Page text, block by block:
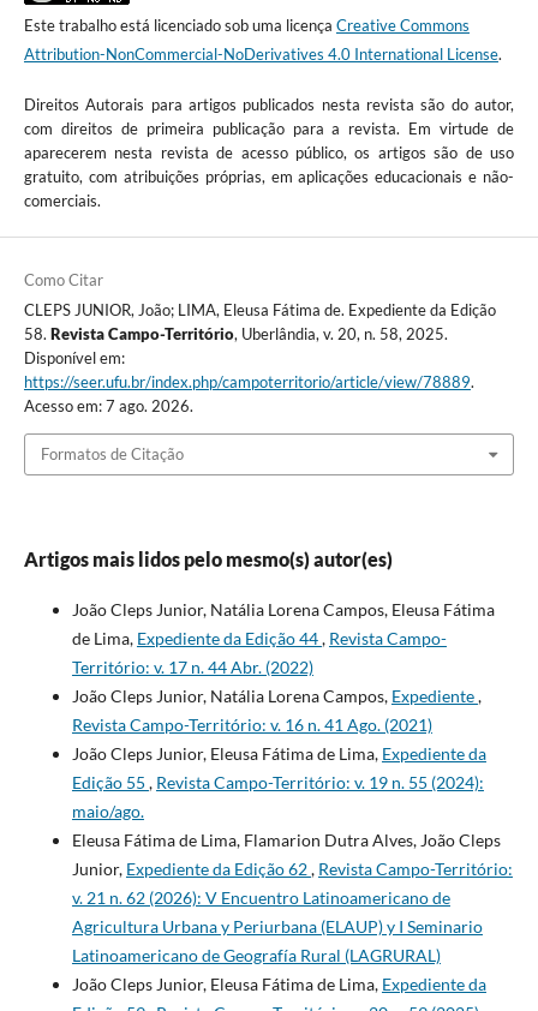
Este trabalho está licenciado sob uma licença Creative Commons
Attribution-NonCommercial-NoDerivatives 4.0 International License.
Direitos Autorais para artigos publicados nesta revista são do autor,
com direitos de primeira publicação para a revista. Em virtude de
aparecerem nesta revista de acesso público, os artigos são de uso
gratuito, com atribuições próprias, em aplicações educacionais e não-
comerciais.
Como Citar
CLEPS JUNIOR, João; LIMA, Eleusa Fátima de. Expediente da Edição
58. Revista Campo-Território, Uberlândia, v. 20, n. 58, 2025.
Disponível em:
https://seer.ufu.br/index.php/campoterritorio/article/view/78889.
Acesso em: 7 ago. 2026.
Formatos de Citação
Artigos mais lidos pelo mesmo(s) autor(es)
João Cleps Junior, Natália Lorena Campos, Eleusa Fátima
de Lima, Expediente da Edição 44, Revista Campo-
Território: v. 17 n. 44 Abr. (2022)
João Cleps Junior, Natália Lorena Campos, Expediente,
Revista Campo-Território: v. 16 n. 41 Ago. (2021)
João Cleps Junior, Eleusa Fátima de Lima, Expediente da
Edição 55 , Revista Campo-Território: v. 19 n. 55 (2024):
maio/ago.
Eleusa Fátima de Lima, Flamarion Dutra Alves, João Cleps
Junior, Expediente da Edição 62, Revista Campo-Território:
v. 21 n. 62 (2026): V Encuentro Latinoamericano de
Agricultura Urbana y Periurbana (ELAUP) y I Seminario
Latinoamericano de Geografía Rural (LAGRURAL)
João Cleps Junior, Eleusa Fátima de Lima, Expediente da